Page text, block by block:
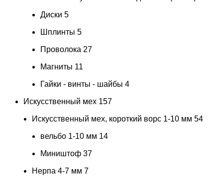
Диски 5
Шплинты 5
Проволока 27
Магниты 11
Гайки - винты - шайбы 4
Искусственный мех 157
Искусственный мех, короткий ворс 1-10 мм 54
вельбо 1-10 мм 14
Миништоф 37
Нерпа 4-7 мм 7